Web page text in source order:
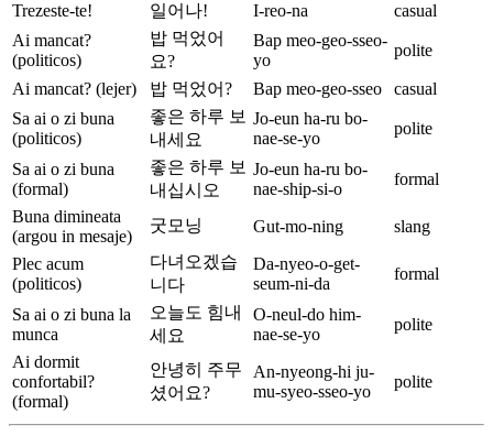
Trezeste-te!
일어나! I-reo-na
casual
Ai mancat?
(politicos)
밥 먹었어
요?
Bap meo-geo-sseo-
yo
polite
Ai mancat? (lejer) 밥 먹었어? Bap meo-geo-sseo
casual
Sa ai o zi buna
(politicos)
좋은 하루 보
내세요
Jo-eun ha-ru bo-
nae-se-yo
polite
Sa ai o zi buna
(formal)
좋은 하루 보
내십시오
Jo-eun ha-ru bo-
nae-ship-si-o
formal
Buna dimineata
(argou in mesaje)
굿모닝 Gut-mo-ning
slang
Plec acum
(politicos)
다녀오겠습
니다
Da-nyeo-o-get-
seum-ni-da
formal
Sa ai o zi buna la
munca
오늘도 힘내
세요
O-neul-do him-
nae-se-yo
polite
Ai dormit
confortabil?
(formal)
안녕히 주무
셨어요?
An-nyeong-hi ju-
mu-syeo-sseo-yo
polite